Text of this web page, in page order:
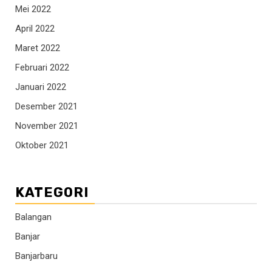
Mei 2022
April 2022
Maret 2022
Februari 2022
Januari 2022
Desember 2021
November 2021
Oktober 2021
KATEGORI
Balangan
Banjar
Banjarbaru